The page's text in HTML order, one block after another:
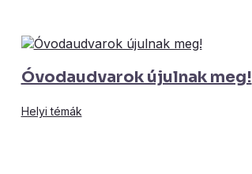
Óvodaudvarok újulnak meg!
Helyi témák